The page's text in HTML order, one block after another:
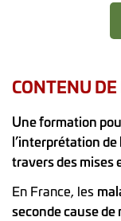
CONTENU
Une formation
l’interprétation de
travers des mises
En France, les
seconde cause